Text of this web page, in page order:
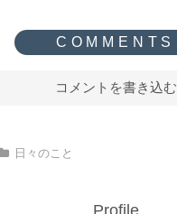
コメントを書き込む
日々のこと